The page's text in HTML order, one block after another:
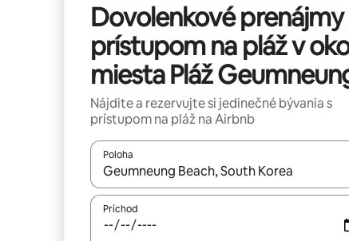
Dovolenkové prenájmy
prístupom na pláž v
miesta Pláž
Nájdite a rezervujte si jedinečné bývania s
prístupom na pláž na Airbnb
Poloha
Keď budú výsledky k dispozícii, môžete si ich
Príchod